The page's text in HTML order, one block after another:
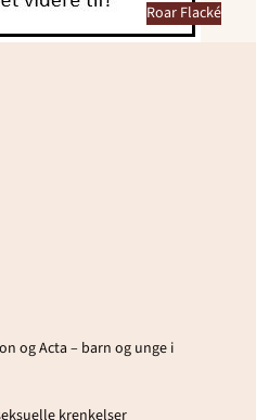
Roar Flacké
og Acta – barn og unge i
krenkelser